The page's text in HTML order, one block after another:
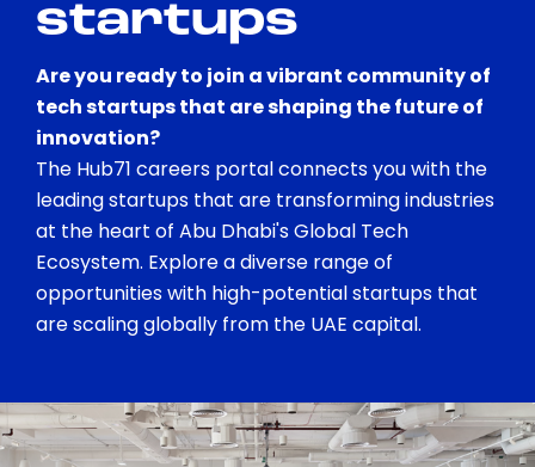
startups
Are you ready to join a vibrant community of
tech startups that are shaping the future of
innovation?
The Hub71 careers portal connects you with the
leading startups that are transforming industries
at the heart of Abu Dhabi's Global Tech
Ecosystem. Explore a diverse range of
opportunities with high-potential startups that
are scaling globally from the UAE capital.